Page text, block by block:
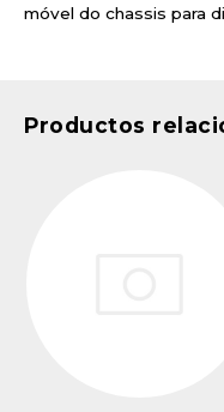
móvel do chassis para
Productos